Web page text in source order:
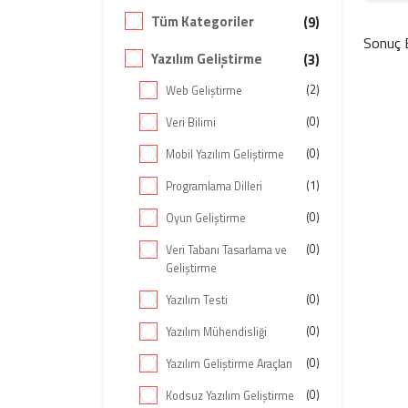
Tüm Kategoriler
(9)
Yazılım Geliştirme
(3)
Web Geliştirme
(2)
Veri Bilimi
(0)
Mobil Yazılım Geliştirme
(0)
Programlama Dilleri
(1)
Oyun Geliştirme
(0)
Veri Tabanı Tasarlama ve
Geliştirme
(0)
Yazılım Testi
(0)
Yazılım Mühendisliği
(0)
Yazılım Geliştirme Araçları
(0)
Kodsuz Yazılım Geliştirme
(0)
Sonuç